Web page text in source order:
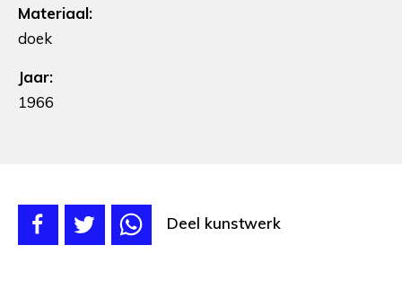
Materiaal:
doek
Jaar:
1966
Deel kunstwerk